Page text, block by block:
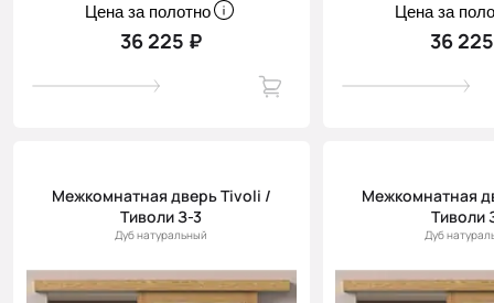
Цена за полотно
36 225 ₽
Цена за
36
Межкомнатная дверь Tivoli /
Тиволи З-3
Дуб натуральный
Межкомнатная
Тиволи
Дуб